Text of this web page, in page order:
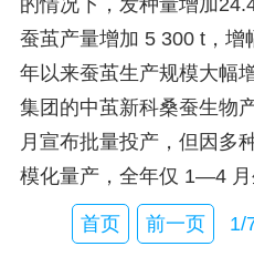
的情况下，发种量增加
蚕茧产量增加 5 300 t，增
年以来蚕茧生产规模大幅
集团的中茧新科桑蚕生物
月宣布批量投产，但因多
模化量产，全年仅 1—4 月
首页 前一页 1/